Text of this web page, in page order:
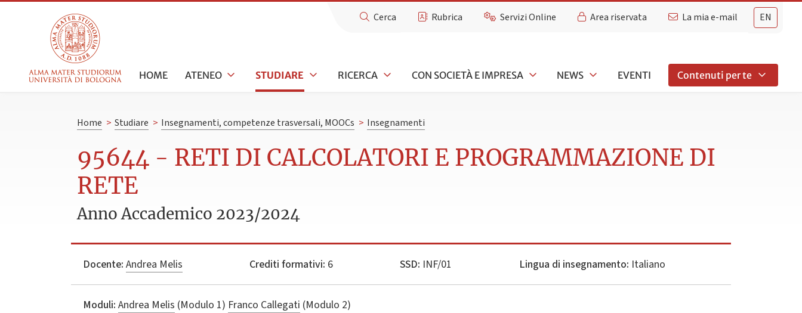
EN
Cerca Rubrica Servizi Online Area riservata La mia e-mail
HOME ATENEO STUDIARE RICERCA CON SOCIETÀ E IMPRESA NEWS EVENTI Contenuti per te
Home > Studiare > Insegnamenti, competenze trasversali, MOOCs > Insegnamenti
95644 - RETI DI CALCOLATORI E PROGRAMMAZIONE DI
RETE
Anno Accademico 2023/2024
Docente: Andrea Melis Crediti formativi: 6 SSD: INF/01 Lingua di insegnamento: Italiano
Moduli: Andrea Melis (Modulo 1) Franco Callegati (Modulo 2)